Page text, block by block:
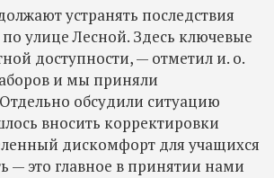
устранять последствия
улице Лесной. Здесь ключевые
доступности, — отметил и. о.
и мы приняли
обсудили ситуацию
вносить корректировки
дискомфорт для учащихся
— это главное в принятии нами